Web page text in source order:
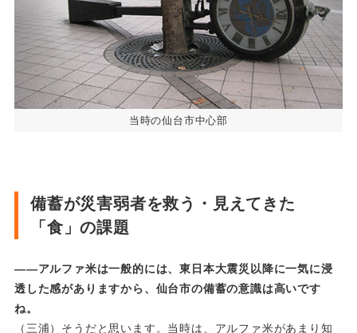
当時の仙台市中心部
備蓄が災害弱者を救う・見えてきた
「食」の課題
――アルファ米は一般的には、東日本大震災以降に一気に浸
透した感がありますから、仙台市の備蓄の意識は高いです
ね。
（三浦）そうだと思います。当時は、アルファ米があまり知